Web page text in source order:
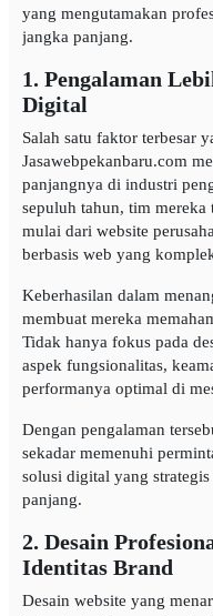
yang mengutamakan
jangka panjang.
1. Pengalaman
Digital
Salah satu faktor terbesar
Jasawebpekanbaru.com
panjangnya di industri
sepuluh tahun, tim mereka
mulai dari website
berbasis web yang
Keberhasilan dalam
membuat mereka
Tidak hanya fokus pada
aspek fungsionalitas,
performanya optimal di
Dengan pengalaman
sekadar memenuhi
solusi digital yang
panjang.
2. Desain
Identitas Brand
Desain website yang